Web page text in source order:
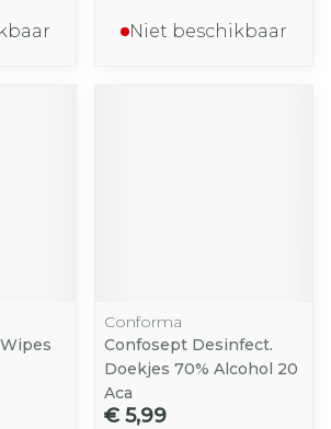
Niet beschikbaar
Conforma
Confosept Desinfect.
Doekjes 70% Alcohol 20
Aca
€ 5,99